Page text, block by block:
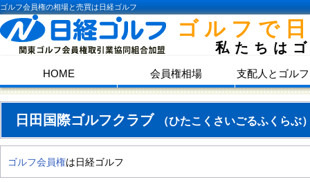
ゴルフ会員権の相場と売買は日経ゴルフ
ゴルフで
私たちは
HOME 会員権相場 支配人とゴル
日田国際ゴルフクラブ （ひたこくさいごるふくらぶ
ゴルフ会員権は日経ゴルフ